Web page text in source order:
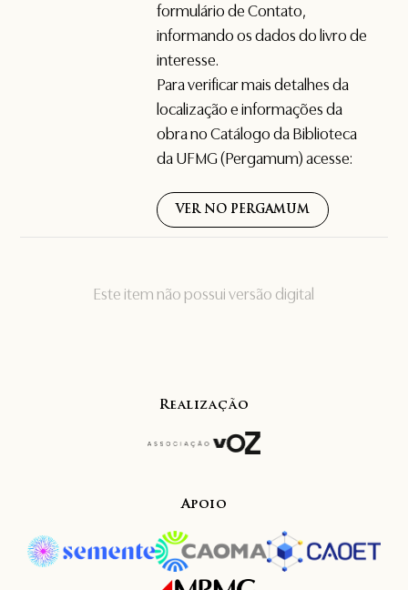
Este item não possui versão digital
formulário deContato,
informando os dados do livro de
interesse.
Para verificar mais detalhes da
localização e informações da
obra no Catálogo da Biblioteca
da UFMG (Pergamum) acesse:
VER NO PERGAMUM
Realização
Apoio